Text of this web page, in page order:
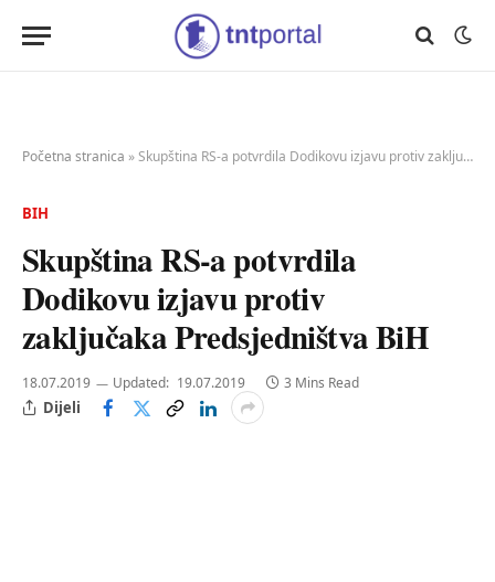
Početna stranica »Skupština RS-a potvrdila Dodikovu izjavu protiv zaključaka Predsjedništva BiH
BIH
Skupština RS-a potvrdila
Dodikovu izjavu protiv
zaključaka Predsjedništva BiH
18.07.2019 Updated: 19.07.2019 3 Mins Read
Dijeli